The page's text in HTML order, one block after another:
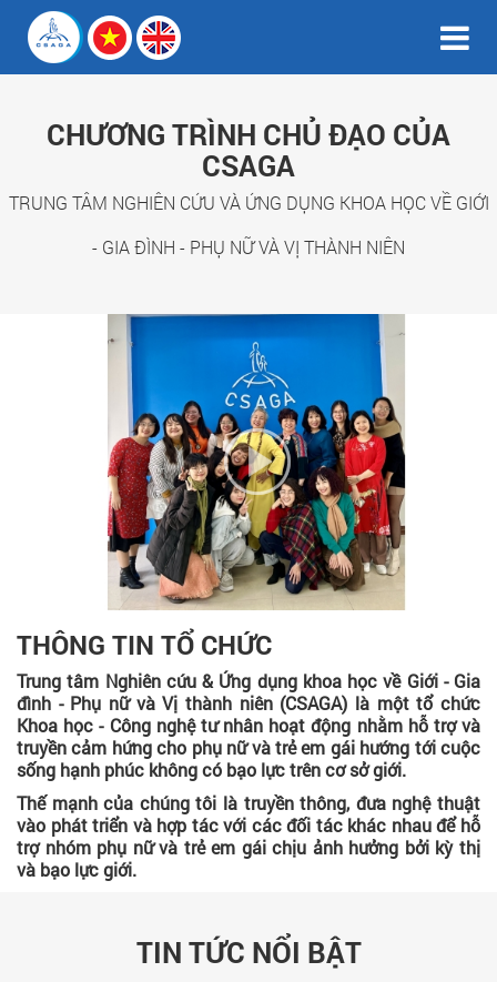
CHƯƠNG TRÌNH CHỦ ĐẠO CỦA
CSAGA
TRUNG TÂM NGHIÊN CỨU VÀ ỨNG DỤNG KHOA HỌC VỀ GIỚI
- GIA ĐÌNH - PHỤ NỮ VÀ VỊ THÀNH NIÊN
THÔNG TIN TỔ CHỨC
Trung tâm Nghiên cứu & Ứng dụng khoa học về Giới - Gia
đình - Phụ nữ và Vị thành niên (CSAGA) là một tổ chức
Khoa học - Công nghệ tư nhân hoạt động nhằm hỗ trợ và
truyền cảm hứng cho phụ nữ và trẻ em gái hướng tới cuộc
sống hạnh phúc không có bạo lực trên cơ sở giới.
Thế mạnh của chúng tôi là truyền thông, đưa nghệ thuật
vào phát triển và hợp tác với các đối tác khác nhau để hỗ
trợ nhóm phụ nữ và trẻ em gái chịu ảnh hưởng bởi kỳ thị
và bạo lực giới.
TIN TỨC NỔI BẬT